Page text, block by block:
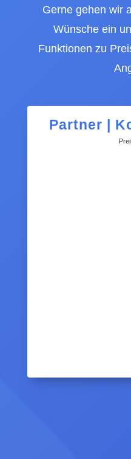
Gerne gehen wir
Wünsche ein
Funktionen zu
Partner |